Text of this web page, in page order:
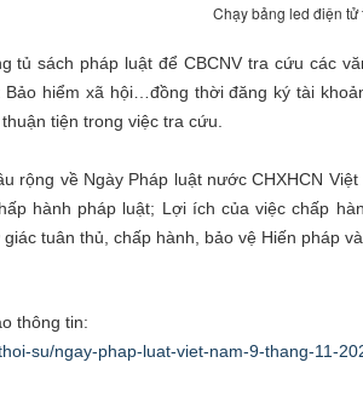
Chạy bảng led điện tử
tủ sách pháp luật để CBCNV tra cứu các
Bảo hiểm xã hội…đồng thời đăng ký tài
tiện trong việc tra cứu.
rộng về Ngày Pháp luật nước CHXHCN
hành pháp luật; Lợi ích của việc chấp
tuân thủ, chấp hành, bảo vệ Hiến pháp
thông tin:
su/ngay-phap-luat-viet-nam-9-thang-11-